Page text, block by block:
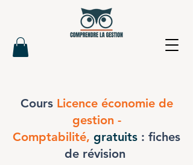
Cours Licence économie de
gestion -
Comptabilité, gratuits : fiches
de révision